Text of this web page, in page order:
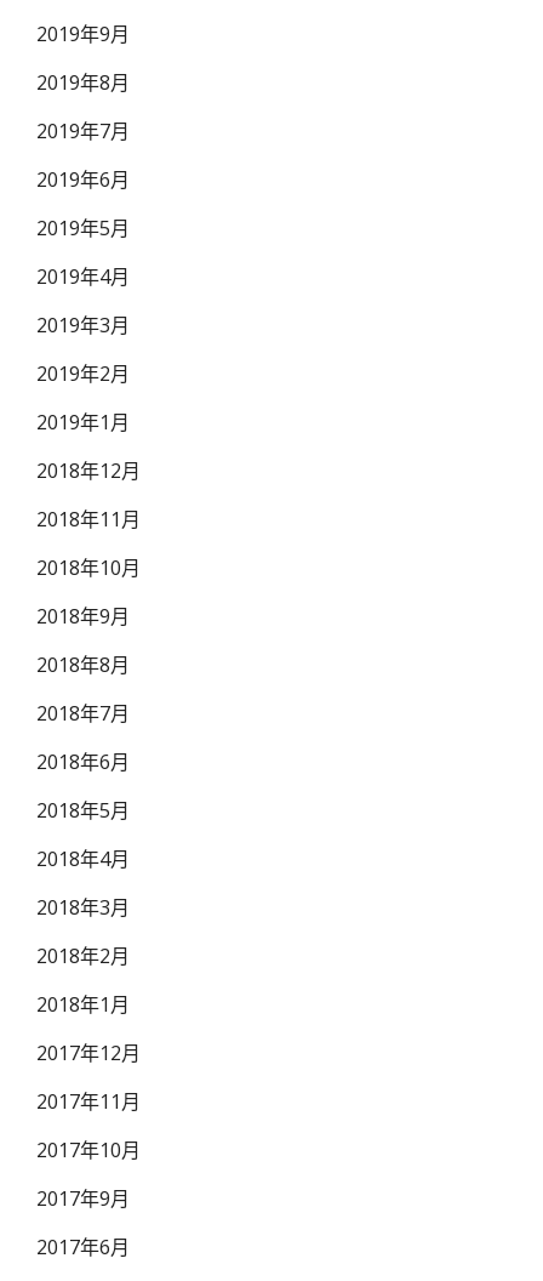
2019年9月
2019年8月
2019年7月
2019年6月
2019年5月
2019年4月
2019年3月
2019年2月
2019年1月
2018年12月
2018年11月
2018年10月
2018年9月
2018年8月
2018年7月
2018年6月
2018年5月
2018年4月
2018年3月
2018年2月
2018年1月
2017年12月
2017年11月
2017年10月
2017年9月
2017年6月